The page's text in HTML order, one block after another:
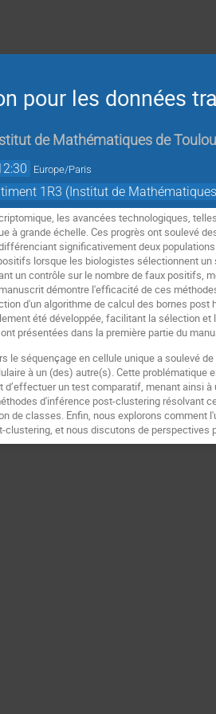
pour les données
de Mathématiques de
Europe/Paris
1R3 (Institut de
les avancées technologiques,
à grande échelle. Ces progrès ont soulevé
significativement deux
lorsque les biologistes sélectionnent
un contrôle sur le nombre de faux positifs,
démontre l'efficacité de ces
d'un algorithme de calcul des bornes
été développée, facilitant la sélection
présentées dans la première partie du
le séquençage en cellule unique a soulevé
à un (des) autre(s). Cette
d’effectuer un test comparatif, menant ainsi
d'inférence post-clustering résolvant
de classes. Enfin, nous explorons
et nous discutons de